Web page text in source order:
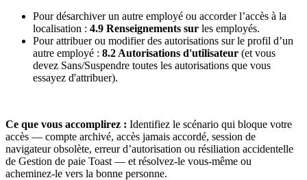
Pour désarchiver un autre employé ou accorder l’accès à la
localisation : 4.9 Renseignements sur les employés.
Pour attribuer ou modifier des autorisations sur le profil d’un
autre employé : 8.2 Autorisations d'utilisateur (et vous
devez Sans/Suspendre toutes les autorisations que vous
essayez d'attribuer).
Ce que vous accomplirez : Identifiez le scénario qui bloque votre
accès — compte archivé, accès jamais accordé, session de
navigateur obsolète, erreur d’autorisation ou résiliation accidentelle
de Gestion de paie Toast — et résolvez-le vous-même ou
acheminez-le vers la bonne personne.